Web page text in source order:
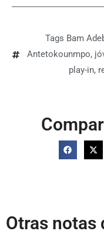
Tags Bam
Antetokounmpo,
play-in,
Otras notas